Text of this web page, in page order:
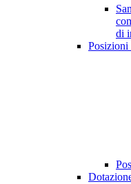
di
Posizioni